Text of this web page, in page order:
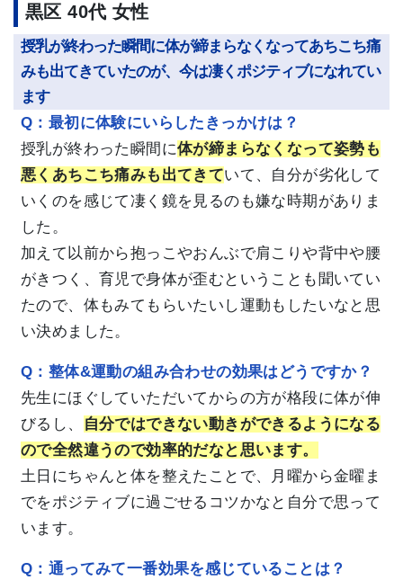
黒区 40代 女性
授乳が終わった瞬間に体が締まらなくなってあちこち痛
みも出てきていたのが、今は凄くポジティブになれてい
ます
Q：最初に体験にいらしたきっかけは？
授乳が終わった瞬間に体が締まらなくなって姿勢も
悪くあちこち痛みも出てきていて、自分が劣化して
いくのを感じて凄く鏡を見るのも嫌な時期がありま
した。
加えて以前から抱っこやおんぶで肩こりや背中や腰
がきつく、育児で身体が歪むということも聞いてい
たので、体もみてもらいたいし運動もしたいなと思
い決めました。
Q：整体&運動の組み合わせの効果はどうですか？
先生にほぐしていただいてからの方が格段に体が伸
びるし、
自分ではできない動きができるようになる
ので全然違うので効率的だなと思います。
土日にちゃんと体を整えたことで、月曜から金曜ま
でをポジティブに過ごせるコツかなと自分で思って
います。
Q：通ってみて一番効果を感じていることは？